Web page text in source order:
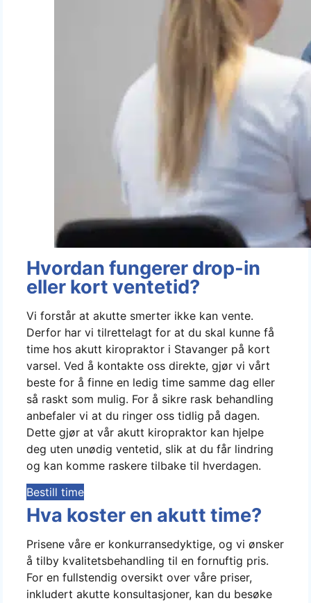
Hvordan fungerer drop-in
eller kort ventetid?
Vi forstår at akutte smerter ikke kan vente.
Derfor har vi tilrettelagt for at du skal kunne få
time hos akutt kiropraktor i Stavanger på kort
varsel. Ved å kontakte oss direkte, gjør vi vårt
beste for å finne en ledig time samme dag eller
så raskt som mulig. For å sikre rask behandling
anbefaler vi at du ringer oss tidlig på dagen.
Dette gjør at vår akutt kiropraktor kan hjelpe
deg uten unødig ventetid, slik at du får lindring
og kan komme raskere tilbake til hverdagen.
Bestill time
Hva koster en akutt time?
Prisene våre er konkurransedyktige, og vi ønsker
å tilby kvalitetsbehandling til en fornuftig pris.
For en fullstendig oversikt over våre priser,
inkludert akutte konsultasjoner, kan du besøke